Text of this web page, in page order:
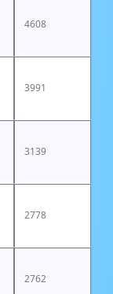
4608
3991
3139
2778
2762